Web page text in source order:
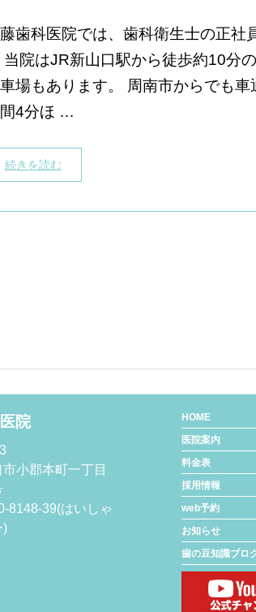
歯科医院では、歯科衛生士の正社
当院はJR新山口駅から徒歩約10分
場もあります。 周南市からでも
4分ほ …
続きを読む
院
小郡本町一丁目
8148-39(はいしゃ
)
HOME
医院案内
料金表
採用情報
web予約
お知らせ
歯の豆知識ブロ